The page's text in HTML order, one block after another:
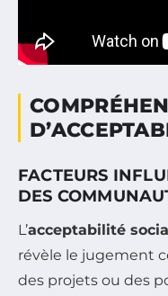
FACTEURS
DES
L’acceptabilité
révèle le jugement
des projets ou des